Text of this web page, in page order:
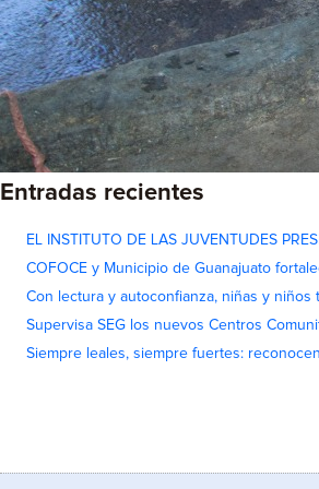
Entradas recientes
EL INSTITUTO DE LAS JUVENTUDES
COFOCE y Municipio de Guanajuato
Con lectura y autoconfianza, niñas y niños
Supervisa SEG los nuevos Centros
Siempre leales, siempre fuertes: